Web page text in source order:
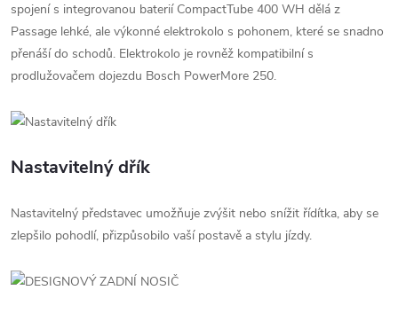
spojení s integrovanou baterií CompactTube 400 WH dělá z
Passage lehké, ale výkonné elektrokolo s pohonem, které se snadno
přenáší do schodů. Elektrokolo je rovněž kompatibilní s
prodlužovačem dojezdu Bosch PowerMore 250.
Nastavitelný dřík
Nastavitelný představec umožňuje zvýšit nebo snížit řídítka, aby se
zlepšilo pohodlí, přizpůsobilo vaší postavě a stylu jízdy.